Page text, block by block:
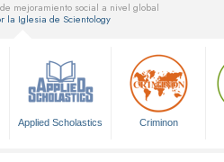
mejoramiento social a nivel global
la Iglesia de Scientology
Applied Scholastics Criminon